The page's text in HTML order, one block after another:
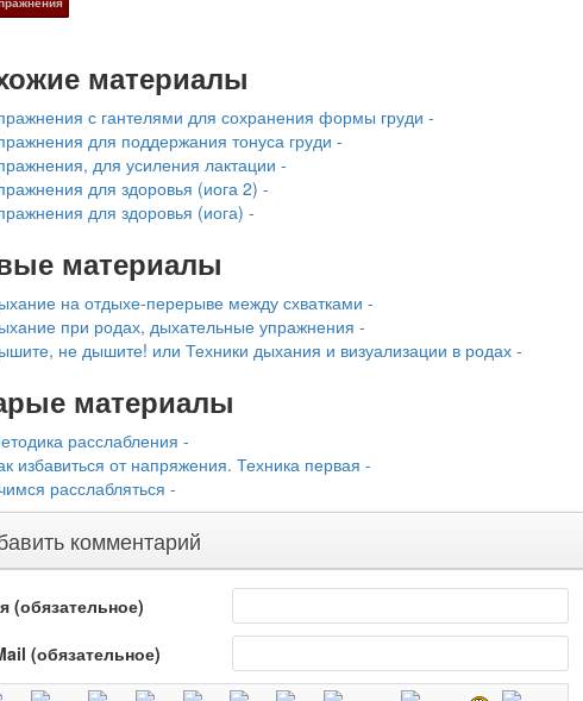
материалы
с гантелями для сохранения формы груди -
для поддержания тонуса груди -
для усиления лактации -
для здоровья (иога 2) -
для здоровья (иога) -
материалы
на отдыхе-перерыве между схватками -
при родах, дыхательные упражнения -
не дышите! или Техники дыхания и визуализации в родах -
материалы
расслабления -
избавиться от напряжения. Техника первая -
расслабляться -
комментарий
(обязательное)
(обязательное)